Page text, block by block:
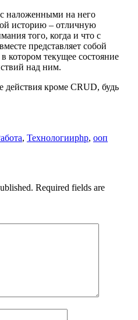
наложенными на него
историю – отличную
того, когда и что с
представляет собой
котором текущее состояние
над ним.
действия кроме CRUD, будь
, Технологииphp, ооп
Required fields are